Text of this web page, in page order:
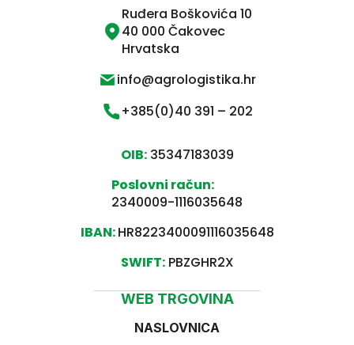
Ruđera Boškovića 10
40 000 Čakovec
Hrvatska
info@agrologistika.hr
+385(0)40 391 – 202
OIB:35347183039
Poslovni račun:
2340009-1116035648
IBAN:HR8223400091116035648
SWIFT:PBZGHR2X
WEB TRGOVINA
NASLOVNICA